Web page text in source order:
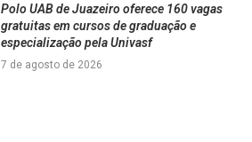
Polo UAB de Juazeiro oferece 160 vagas
gratuitas em cursos de graduação e
especialização pela Univasf
7 de agosto de 2026